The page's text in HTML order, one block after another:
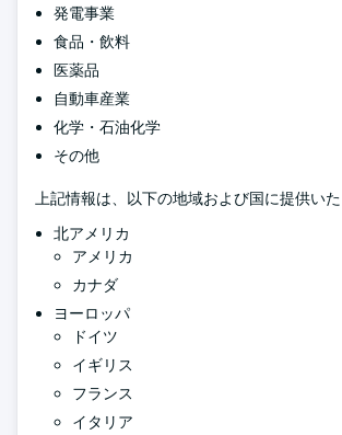
発電事業
食品・飲料
医薬品
自動車産業
化学・石油化学
その他
上記情報は、以下の地域および国に提供いた
北アメリカ
アメリカ
カナダ
ヨーロッパ
ドイツ
イギリス
フランス
イタリア